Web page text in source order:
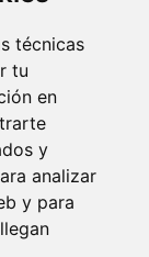
técnicas
tu
en
y
analizar
y para